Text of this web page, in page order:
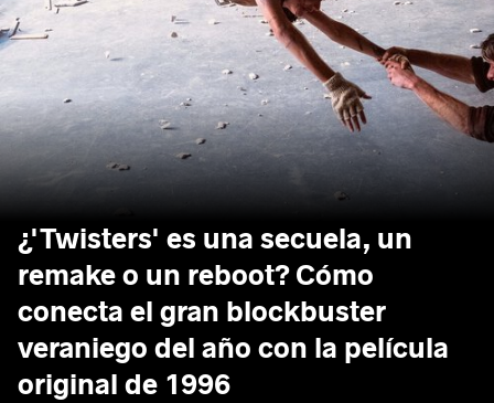
¿'Twisters' es una secuela, un
remake o un reboot? Cómo
conecta el gran blockbuster
veraniego del año con la película
original de 1996